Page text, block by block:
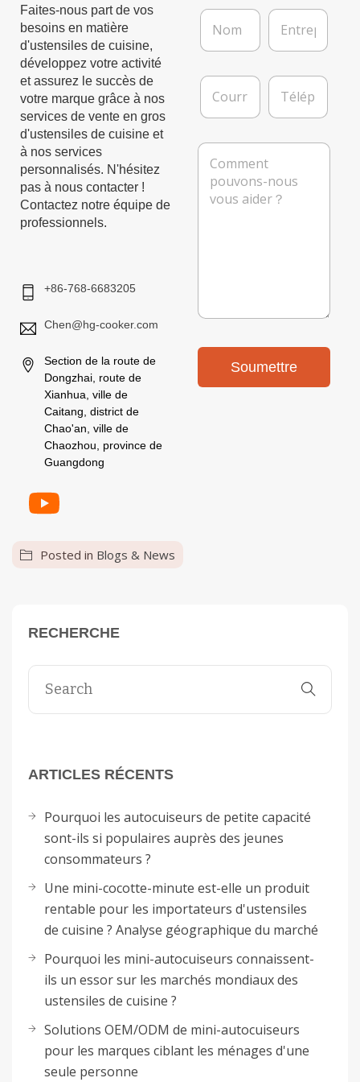
Faites-nous part de vos
besoins en matière
d'ustensiles de cuisine,
développez votre activité
et assurez le succès de
votre marque grâce à nos
services de vente en gros
d'ustensiles de cuisine et
à nos services
personnalisés. N'hésitez
pas à nous contacter !
Contactez notre équipe de
professionnels.
+86-768-6683205
Chen@hg-cooker.com
Section de la route de
Dongzhai, route de
Xianhua, ville de
Caitang, district de
Chao'an, ville de
Chaozhou, province de
Guangdong
N
m
E
t
e
i
C
u
r
T
l
p
h
o
n
e
M
Soumettre
Posted in Blogs & News
RECHERCHE
ARTICLES RÉCENTS
Pourquoi les autocuiseurs de petite capacité
sont-ils si populaires auprès des jeunes
consommateurs ?
Une mini-cocotte-minute est-elle un produit
rentable pour les importateurs d'ustensiles
de cuisine ? Analyse géographique du marché
Pourquoi les mini-autocuiseurs connaissent-
ils un essor sur les marchés mondiaux des
ustensiles de cuisine ?
Solutions OEM/ODM de mini-autocuiseurs
pour les marques ciblant les ménages d'une
seule personne